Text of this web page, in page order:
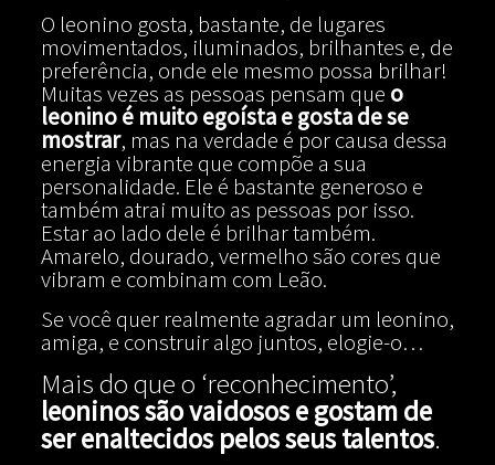
O leonino gosta, bastante, de lugares
movimentados, iluminados, brilhantes e, de
preferência, onde ele mesmo possa brilhar!
Muitas vezes as pessoas pensam que o
leonino é muito egoísta e gosta de se
mostrar, mas na verdade é por causa dessa
energia vibrante que compõe a sua
personalidade. Ele é bastante generoso e
também atrai muito as pessoas por isso.
Estar ao lado dele é brilhar também.
Amarelo, dourado, vermelho são cores que
vibram e combinam com Leão.
Se você quer realmente agradar um leonino,
amiga, e construir algo juntos, elogie-o…
Mais do que o ‘reconhecimento’,
leoninos são vaidosos e gostam de
ser enaltecidos pelos seus talentos.